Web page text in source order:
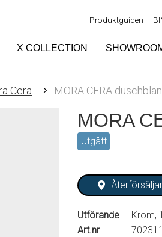
Produktguiden
X COLLECTION
Cera MORA CERA
MORA
Utgått
Utförande
Krom,
Art.nr
702311